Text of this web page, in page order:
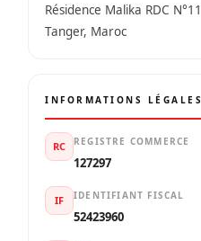
Résidence Malika RDC N°11
Tanger, Maroc
INFORMATIONS LÉGALES
RC REGISTRE COMMERCE
127297
IF IDENTIFIANT FISCAL
52423960